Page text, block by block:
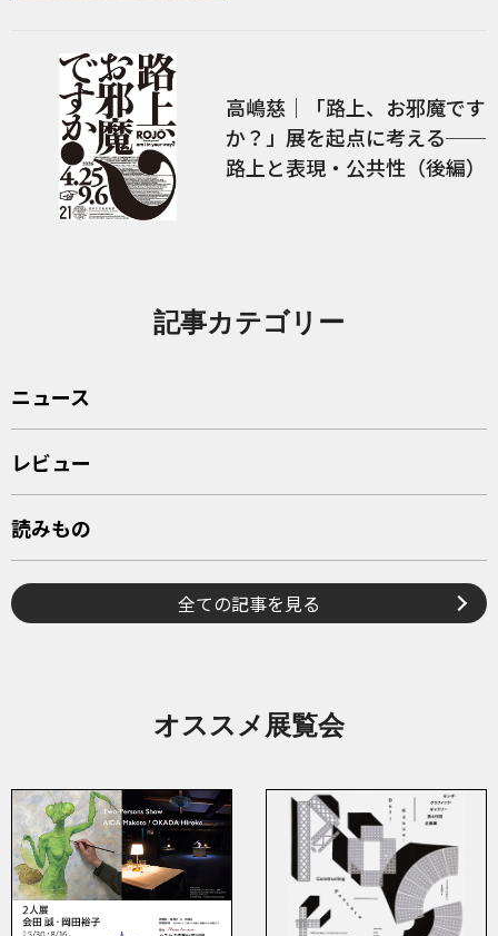
高嶋慈｜「路上、お邪魔です
か？」展を起点に考える──
路上と表現・公共性（後編）
記事カテゴリー
ニュース
レビュー
読みもの
全ての記事を見る
オススメ展覧会